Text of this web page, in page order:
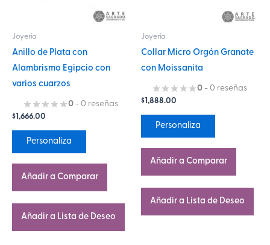
Joyería
Anillo de Plata con
Alambrismo Egipcio con
varios cuarzos
0 - 0 reseñas
$ 1,666.00
Personaliza
opciones
elegir
en
página
Añadir a Comparar
Añadir a Lista de Deseo
Joyería
Collar Micro Orgón Granate
con Moissanita
0 - 0 reseñas
$ 1,888.00
Personaliza
opciones
elegir
la
Añadir a Comparar
Añadir a Lista de Deseo